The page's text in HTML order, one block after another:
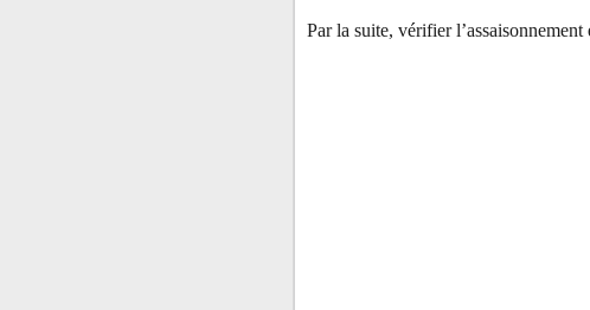
Par la suite, vérifier